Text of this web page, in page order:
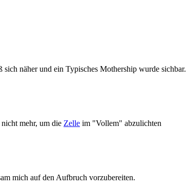
sich näher und ein Typisches Mothership wurde sichbar.
mehr, um die Zelle im "Vollem" abzulichten
mich auf den Aufbruch vorzubereiten.